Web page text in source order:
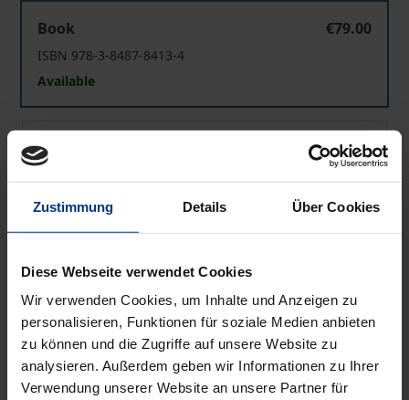
Zustimmung Details Über Cookies
Diese Webseite verwendet Cookies
Wir verwenden Cookies, um Inhalte und Anzeigen zu
personalisieren, Funktionen für soziale Medien anbieten
zu können und die Zugriffe auf unsere Website zu
analysieren. Außerdem geben wir Informationen zu Ihrer
Verwendung unserer Website an unsere Partner für
Book
€79.00
ISBN 978-3-8487-8413-4
Available
Europol als Akteur in der Sicherheitsarchitektur der EU
eBook
€79.00
Available
Prices include VAT. Depending on the delivery address, VAT
may vary at checkout.
Add to Cart
Add to Wish List
Delivery cost notice